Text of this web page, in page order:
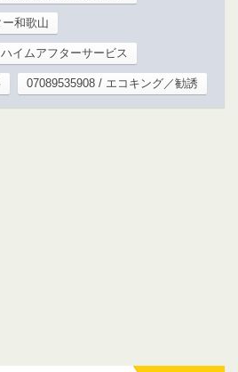
和歌山
イムアフターサービス
07089535908 / エコキング／勧誘